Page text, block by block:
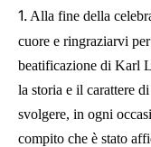
1. Alla fine della
cuore e ringraziarvi
beatificazione di Karl
la storia e il carattere
svolgere, in ogni
compito che è stato